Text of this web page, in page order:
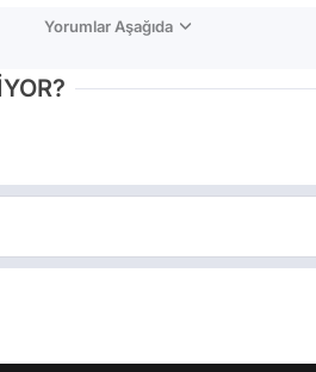
Yorumlar Aşağıda